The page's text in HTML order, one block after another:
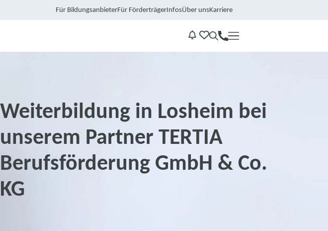
Für BildungsanbieterFür FörderträgerInfosÜber unsKarriere
Kontakt
Weiterbildung in Losheim bei
unserem Partner TERTIA
Berufsförderung GmbH & Co.
KG